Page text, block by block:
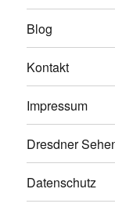
Blog
Kontakt
Impressum
Dresdner
Datenschutz